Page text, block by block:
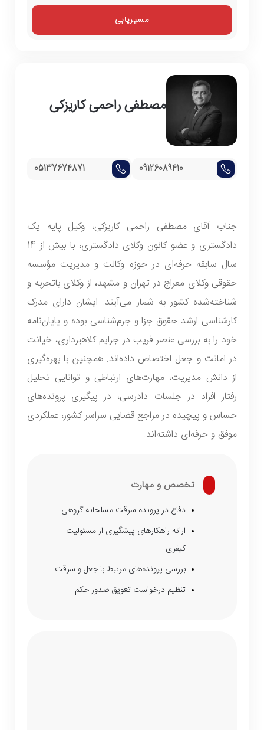
مسیریابی
مصطفی راحمی کاریزکی
09126089410
05137674871
جناب آقای مصطفی راحمی کاریزکی، وکیل پایه یک
دادگستری و عضو کانون وکلای دادگستری، با بیش از 14
سال سابقه حرفه‌ای در حوزه وکالت و مدیریت مؤسسه
حقوقی وکلای معراج در تهران و مشهد، از وکلای باتجربه و
شناخته‌شده کشور به شمار می‌آیند. ایشان دارای مدرک
کارشناسی ارشد حقوق جزا و جرم‌شناسی بوده و پایان‌نامه
خود را به بررسی عنصر فریب در جرایم کلاهبرداری، خیانت
در امانت و جعل اختصاص داده‌اند. همچنین با بهره‌گیری
از دانش مدیریت، مهارت‌های ارتباطی و توانایی تحلیل
رفتار افراد در جلسات دادرسی، در پیگیری پرونده‌های
حساس و پیچیده در مراجع قضایی سراسر کشور، عملکردی
موفق و حرفه‌ای داشته‌اند.
تخصص و مهارت
دفاع در پرونده سرقت مسلحانه گروهی
ارائه راهکارهای پیشگیری از مسئولیت
کیفری
بررسی پرونده‌های مرتبط با جعل و سرقت
تنظیم درخواست تعویق صدور حکم